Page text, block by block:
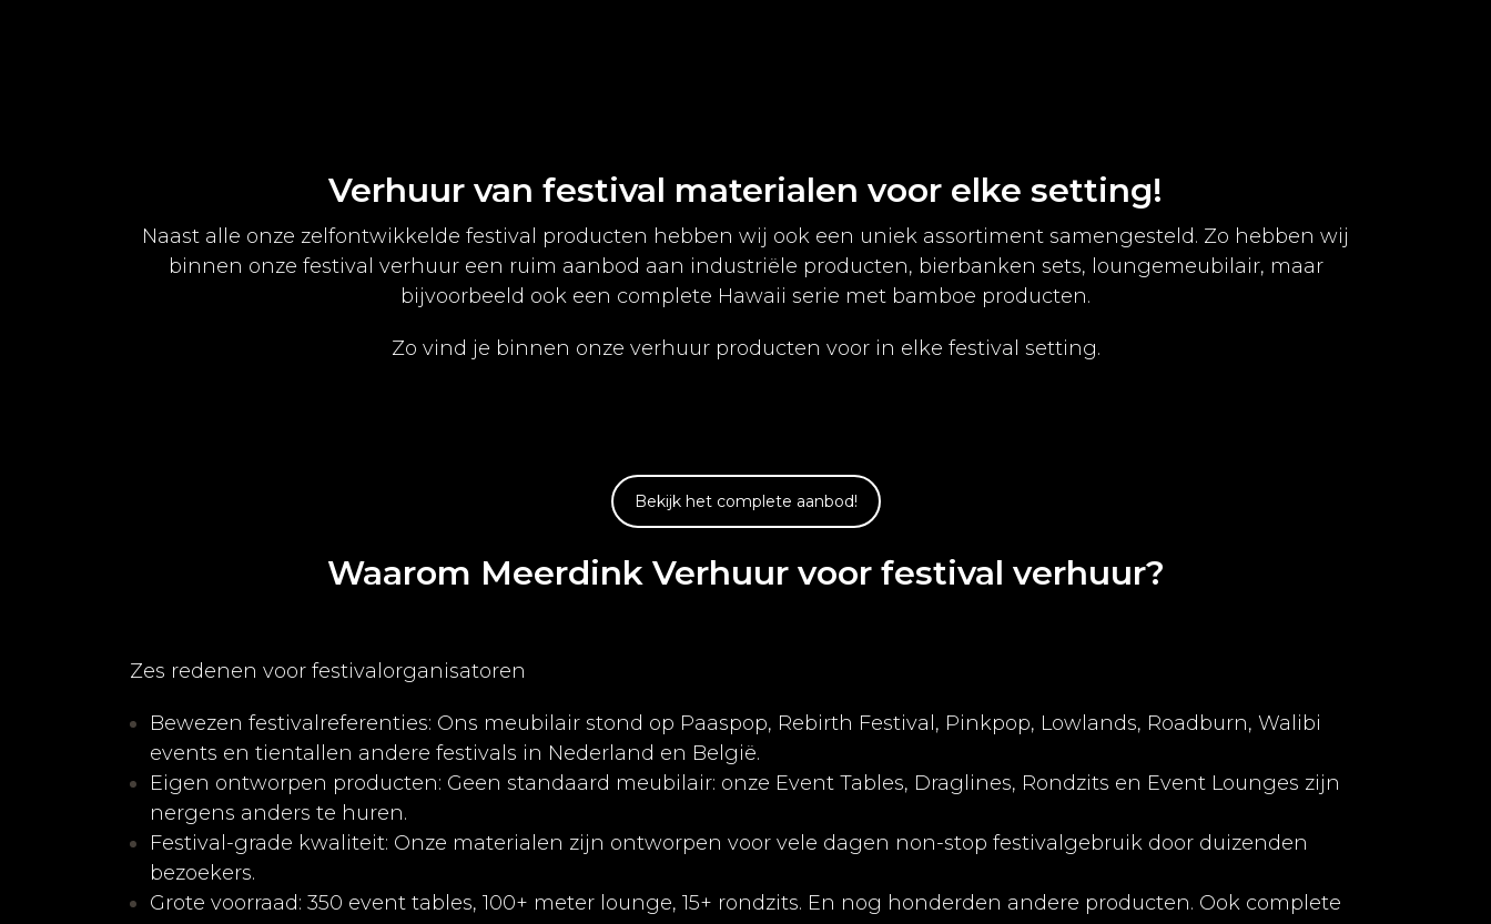
Verhuur van festival materialen voor elke setting!
Naast alle onze zelfontwikkelde festival producten hebben wij ook een uniek assortiment samengesteld. Zo hebben wij
binnen onze festival verhuur een ruim aanbod aan industriële producten, bierbanken sets, loungemeubilair, maar
bijvoorbeeld ook een complete Hawaii serie met bamboe producten.
Zo vind je binnen onze verhuur producten voor in elke festival setting.
Bekijk het complete aanbod!
Waarom Meerdink Verhuur voor festival verhuur?
Zes redenen voor festivalorganisatoren
Bewezen festivalreferenties: Ons meubilair stond op Paaspop, Rebirth Festival, Pinkpop, Lowlands, Roadburn, Walibi
events en tientallen andere festivals in Nederland en België.
Eigen ontworpen producten: Geen standaard meubilair: onze Event Tables, Draglines, Rondzits en Event Lounges zijn
nergens anders te huren.
Festival-grade kwaliteit: Onze materialen zijn ontworpen voor vele dagen non-stop festivalgebruik door duizenden
bezoekers.
Grote voorraad: 350 event tables, 100+ meter lounge, 15+ rondzits. En nog honderden andere producten. Ook complete